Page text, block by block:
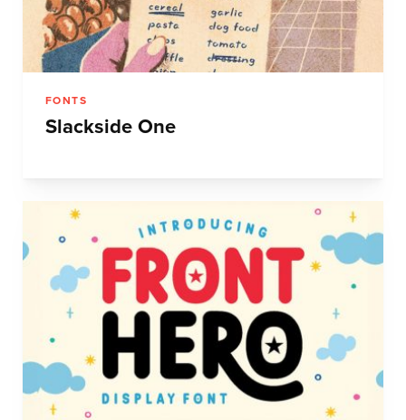
FONTS
Slackside One